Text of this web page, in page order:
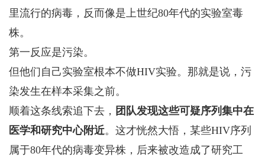
里流行的病毒，反而像是上世纪80年代的实验室毒
株。
第一反应是污染。
但他们自己实验室根本不做HIV实验。那就是说，污
染发生在样本采集之前。
顺着这条线索追下去， 团队发现这些可疑序列集中在
医学和研究中心附近。这才恍然大悟，某些HIV序列
属于80年代的病毒变异株，后来被改造成了研究工